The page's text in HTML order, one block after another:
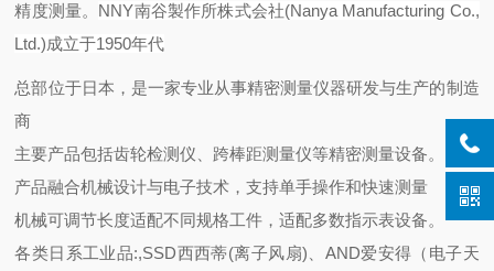
精度测量。 NNY南谷製作所株式会社(Nanya Manufacturing Co.,
Ltd.)成立于1950年代
总部位于日本，是一家专业从事精密测量仪器研发与生产的制造
商
主要产品包括齿轮检测仪、跨棒距测量仪等精密测量设备。
产品融合机械设计与电子技术，支持单手操作和快速测量
机械可调节长度适配不同规格工件，适配多数指示表设备。
各类日系工业品:,SSD西西蒂(离子风扇)、AND爱安得（电子天